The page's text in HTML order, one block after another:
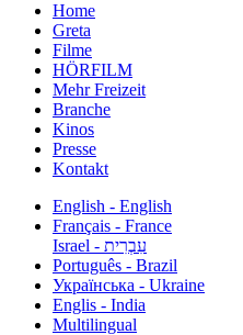
Home
Greta
Filme
HÖRFILM
Mehr Freizeit
Branche
Kinos
Presse
Kontakt
English - English
Français - France
עִבְרִית - Israel
Português - Brazil
Українська - Ukraine
Englis - India
Multilingual